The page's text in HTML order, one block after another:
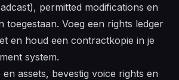
permitted modifications en
toegestaan. Voeg een rights ledger
en houd een contractkopie in je
system.
assets, bevestig voice rights en